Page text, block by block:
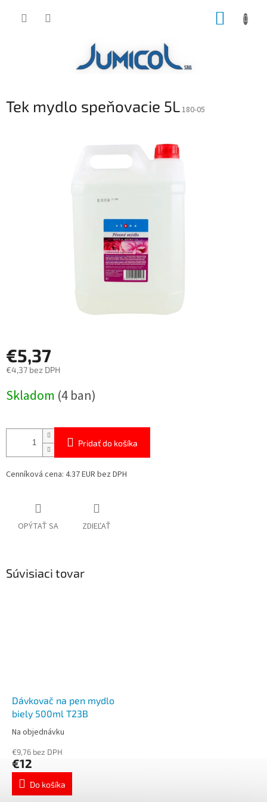
Tek mydlo speňovacie 5L180-05
€5,37
€4,37 bez DPH
cena:
Skladom (4 ban)
Pridať do košíka
Cenníková cena: 4.37 EUR bez DPH
OPÝTAŤ SA ZDIEĽAŤ
Súvisiaci tovar
Dávkovač na pen mydlo
biely 500ml T23B
Na objednávku
€9,76 bez DPH
€12
Do košíka